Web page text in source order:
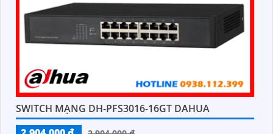
SWITCH MẠNG DH-PFS3016-16GT DAHUA